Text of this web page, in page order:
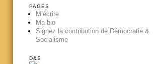
PAGES
M’écrire
Ma bio
Signez la contribution de Démocratie &
Socialisme
D&S